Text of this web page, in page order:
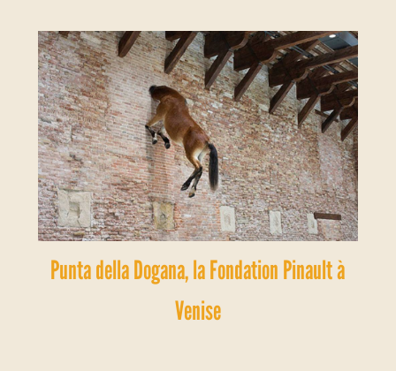
Punta della Dogana, la Fondation Pinault à
Venise